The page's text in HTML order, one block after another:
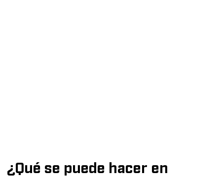
¿Qué se puede hacer en